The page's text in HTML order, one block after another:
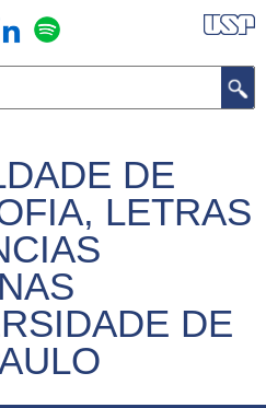
DE
LETRAS
DE